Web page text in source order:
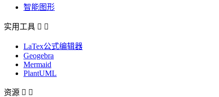
智能图形
实用工具  
LaTex公式编辑器
Geogebra
Mermaid
PlantUML
资源  